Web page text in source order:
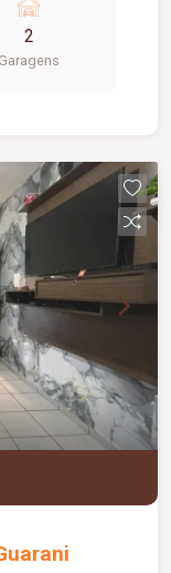
02
Sauna;
em
alumínio;
Área
2
Garagens